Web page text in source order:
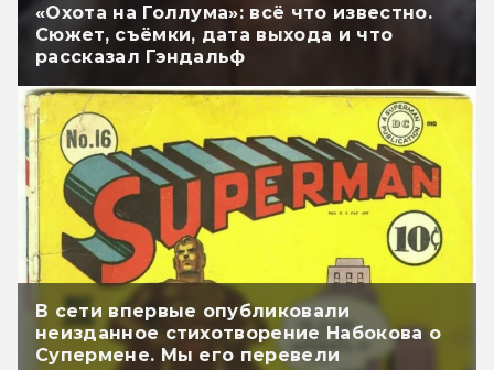
«Охота на Голлума»: всё что известно.
Сюжет, съёмки, дата выхода и что
рассказал Гэндальф
В сети впервые опубликовали
неизданное стихотворение Набокова о
Супермене. Мы его перевели